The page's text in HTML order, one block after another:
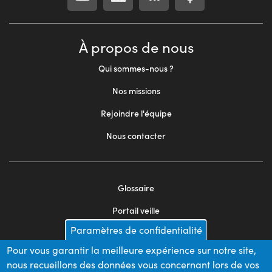
À propos de nous
Qui sommes-nous ?
Nos missions
Rejoindre l'équipe
Nous contacter
2
Glossaire
Portail veille
Mentions légales
Appels d'offres
Paramètres de confidentialité
Pour vous garantir la meilleure expérience sur notre site,
nous recueillons des données vous concernant lors de vos